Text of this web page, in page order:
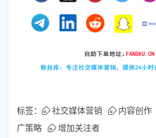
标签： 社交媒体营销 内容创作
广策略
增加关注者